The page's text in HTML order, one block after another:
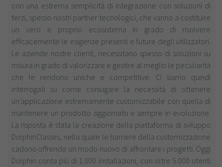
con una estrema semplicità di integrazione con soluzioni di
terzi, spesso nostri partner tecnologici, che vanno a costituire
un vero e proprio ecosistema in grado di risolvere
efficacemente le esigenze presenti e future degli utilizzatori.
Le aziende nostre clienti, necessitano spesso di soluzioni su
misura in grado di valorizzare e gestire al meglio le peculiarità
che le rendono uniche e competitive. Ci siamo quindi
interrogati su come coniugare la necessità di ottenere
un'applicazione estremamente customizzabile con quella di
mantenere un prodotto aggiornato e sempre in evoluzione.
La risposta è stata la creazione della piattaforma di sviluppo
DolphinClasses, nella quale le barriere della customizzazione
cadono offrendo un modo nuovo di affrontare i progetti. Oggi
Dolphin conta più di 1.000 installazioni, con oltre 5.000 utenti